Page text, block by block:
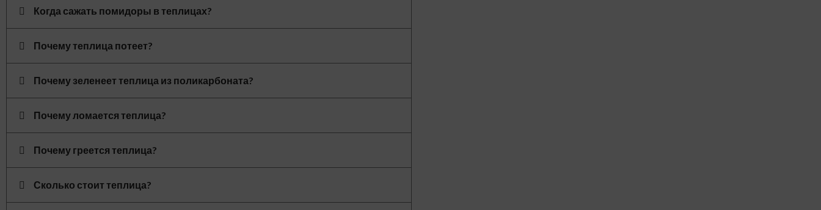
Когда сажать помидоры в теплицах?
Почему теплица потеет?
Почему зеленеет теплица из поликарбоната?
Почему ломается теплица?
Почему греется теплица?
Сколько стоит теплица?